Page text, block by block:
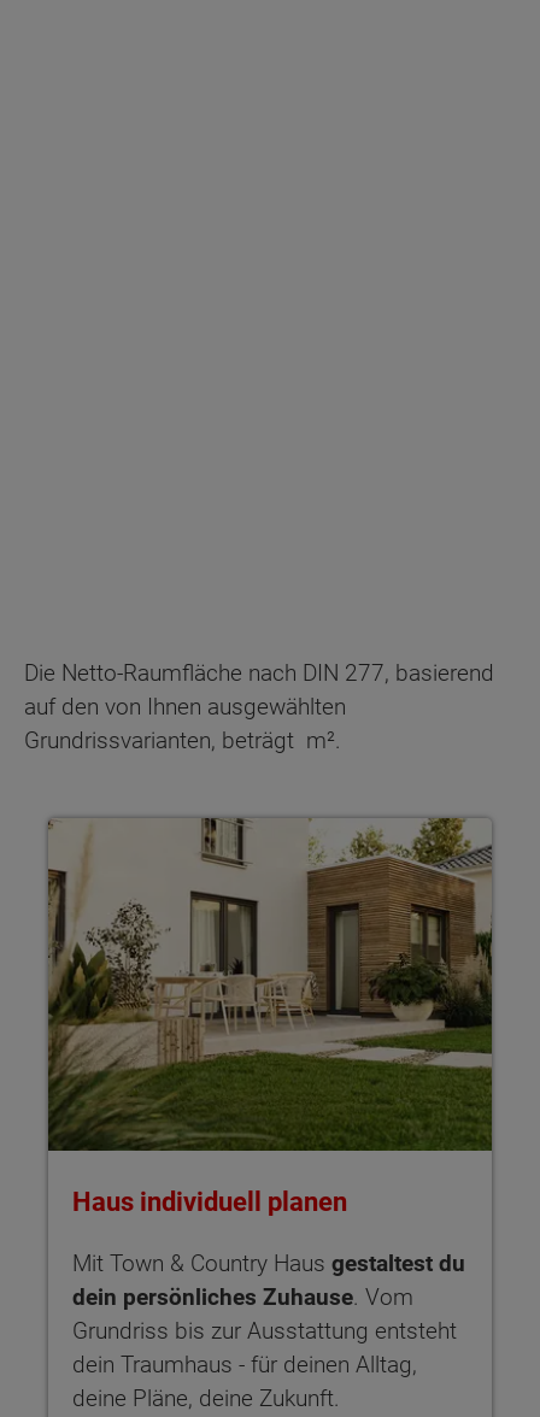
Die Netto-Raumfläche nach DIN 277, basierend
auf den von Ihnen ausgewählten
Grundrissvarianten, beträgt m².
Haus individuell planen Mit Town & Country Haus gestaltest
Haus individuell planen
Mit Town & Country Haus gestaltest du
dein persönliches Zuhause. Vom
Grundriss bis zur Ausstattung entsteht
dein Traumhaus - für deinen Alltag,
deine Pläne, deine Zukunft.